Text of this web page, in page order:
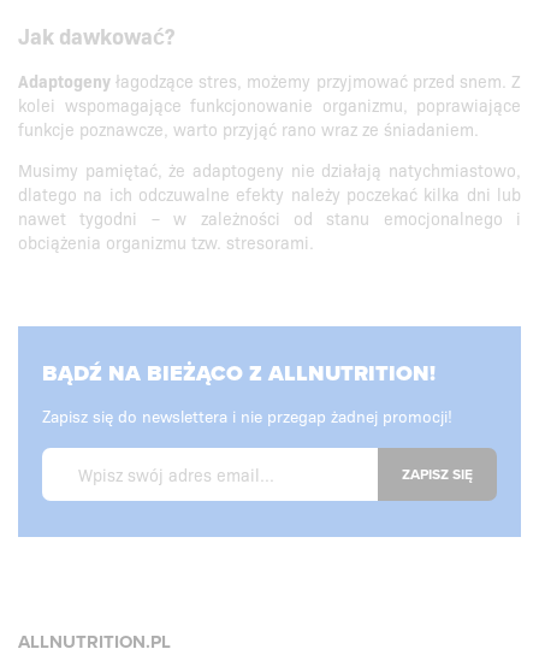
Jak dawkować?
Adaptogeny łagodzące stres, możemy przyjmować przed snem. Z
kolei wspomagające funkcjonowanie organizmu, poprawiające
funkcje poznawcze, warto przyjąć rano wraz ze śniadaniem.
Musimy pamiętać, że adaptogeny nie działają natychmiastowo,
dlatego na ich odczuwalne efekty należy poczekać kilka dni lub
nawet tygodni – w zależności od stanu emocjonalnego i
obciążenia organizmu tzw. stresorami.
BĄDŹ NA BIEŻĄCO Z ALLNUTRITION!
Zapisz się do newslettera i nie przegap żadnej promocji!
ZAPISZ SIĘ
ALLNUTRITION.PL